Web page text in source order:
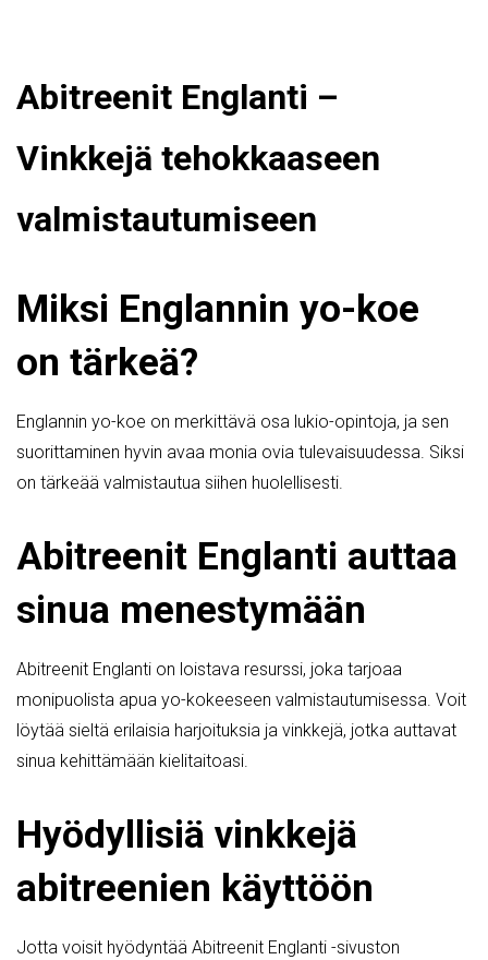
Abitreenit Englanti –
Vinkkejä tehokkaaseen
valmistautumiseen
Miksi Englannin yo-koe
on tärkeä?
Englannin yo-koe on merkittävä osa lukio-opintoja, ja sen
suorittaminen hyvin avaa monia ovia tulevaisuudessa. Siksi
on tärkeää valmistautua siihen huolellisesti.
Abitreenit Englanti auttaa
sinua menestymään
Abitreenit Englanti on loistava resurssi, joka tarjoaa
monipuolista apua yo-kokeeseen valmistautumisessa. Voit
löytää sieltä erilaisia harjoituksia ja vinkkejä, jotka auttavat
sinua kehittämään kielitaitoasi.
Hyödyllisiä vinkkejä
abitreenien käyttöön
Jotta voisit hyödyntää Abitreenit Englanti -sivuston